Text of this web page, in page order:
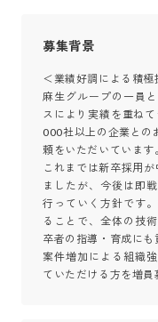
募集背景
＜業績好調による積極
麻生グループの一員
スにより実績を重ね
000社以上の企業との
頼をいただいています
これまでは新卒採用
ましたが、今後は即
行っていく方針です
ることで、全体の技
卒者の指導・育成にも
案件増加による組織
ていただける方を増員